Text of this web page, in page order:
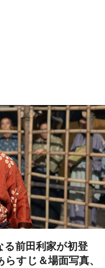
る前田利家が初登
すじ＆場面写真、